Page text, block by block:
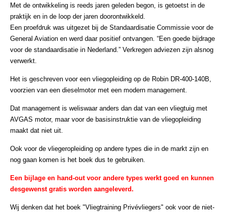
Met de ontwikkeling is reeds jaren geleden begon, is getoetst in de
praktijk en in de loop der jaren doorontwikkeld.
Een proefdruk was uitgezet bij de Standaardisatie Commissie voor de
General Aviation en werd daar positief ontvangen. “Een goede bijdrage
voor de standaardisatie in Nederland.” Verkregen adviezen zijn alsnog
verwerkt.
Het is geschreven voor een vliegopleiding op de Robin DR-400-140B,
voorzien van een dieselmotor met een modern management.
Dat management is weliswaar anders dan dat van een vliegtuig met
AVGAS motor, maar voor de basisinstruktie van de vliegopleiding
maakt dat niet uit.
Ook voor de vliegeropleiding op andere types die in de markt zijn en
nog gaan komen is het boek dus te gebruiken.
Een bijlage en hand-out voor andere types werkt goed en kunnen
desgewenst gratis worden aangeleverd.
Wij denken dat het boek "Vliegtraining Privévliegers" ook voor de niet-